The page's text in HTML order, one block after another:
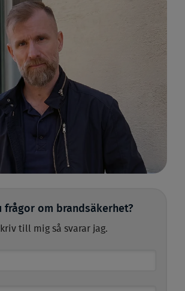
frågor om brandsäkerhet?
till mig så svarar jag.